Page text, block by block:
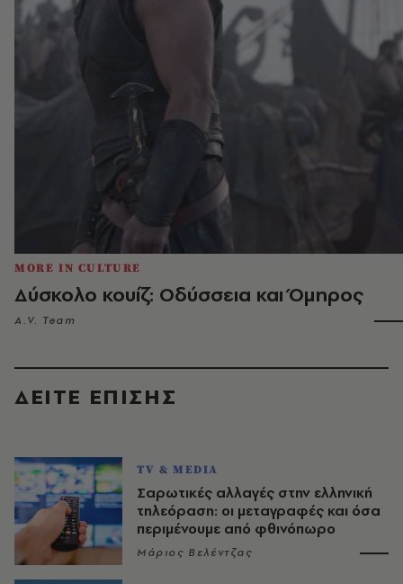
MORE IN CULTURE
Δύσκολο κουίζ: Οδύσσεια και Όμηρος
A.V. Team
ΔΕΙΤΕ ΕΠΙΣΗΣ
TV & MEDIA
Σαρωτικές αλλαγές στην ελληνική
τηλεόραση: οι μεταγραφές και όσα
περιμένουμε από φθινόπωρο
Μάριος Βελέντζας